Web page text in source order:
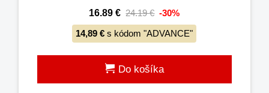
16.89 € 24.19 € -30%
14,89 € s kódom "ADVANCE"
Do košíka